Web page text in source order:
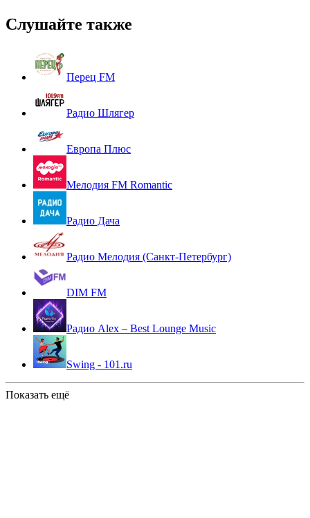
Слушайте также
Перец FM
Радио Шлягер
Европа Плюс
Мелодия FM Romantic
Радио Дача
Радио Мелодия (Санкт-Петербург)
DIM FM
Радио Alex – Best Lounge Music
Swing - 101.ru
Показать ещё